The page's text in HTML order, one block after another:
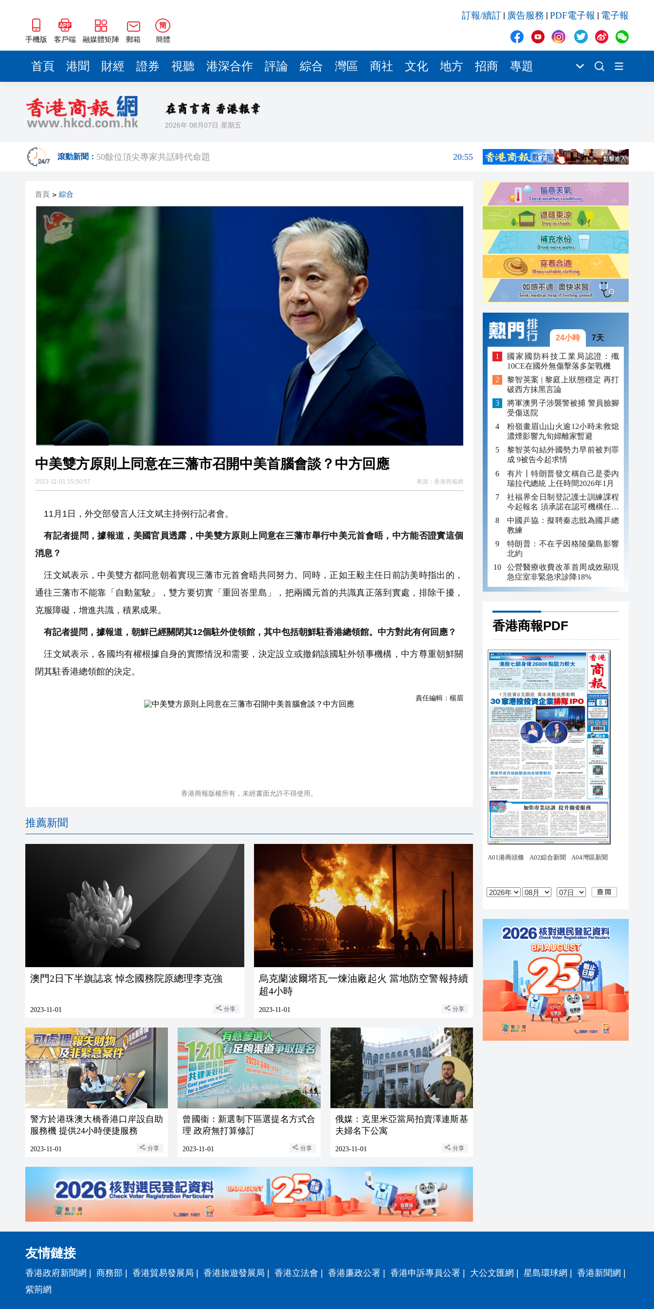
手機版 客戶端 融媒體矩陣 郵箱
簡
簡體
訂報/續訂 廣告服務 PDF電子報 電子報
首頁 港聞 財經 證券 視聽 港深合作 評論 綜合 灣區 商社 文化 地方 招商 專題
2026年 08月07日 星期五
滾動新聞：
海南澄邁文儒煥新升級 五組數據見證文儒沉香從傳統邁向現代
20:42
梁振英率港區全國政協委員考察團來瓊考察
2025年海南儋州以舊換新帶動消費約18億元
20:41
瀋陽鐵西校園閱讀活動解鎖閱讀新玩法
黎智英案｜吳良好：依法公正處理黎智英求情 罪證如山豈能妄想輕判
50餘位頂尖專家共話時代命題
20:55
2025年海南儋州以舊換新帶動消費約18億元
山東26戶省屬國企去年合計營收2.58萬億 利潤總額近936億
瀋陽鐵西校園閱讀活動解鎖閱讀新玩法
黎智英案｜吳良好：依法公正處理黎智英求情 罪證如山豈能妄想輕判
騰出更多時間專注做好宏福苑火災獨立委員會工作 李家超暫停3項公職委任
50餘位頂尖專家共話時代命題
海南澄邁文儒煥新升級 五組數據見證文儒沉香從傳統邁向現代
梁振英率港區全國政協委員考察團來瓊考察
2025年海南儋州以舊換新帶動消費約18億元
山東26戶省屬國企去年合計營收2.58萬億 利潤總額近936億
首頁 > 綜合
中美雙方原則上同意在三藩市召開中美首腦會談？中方回應
2023-11-01 15:50:57 來源： 香港商報網
11月1日，外交部發言人汪文斌主持例行記者會。
有記者提問，據報道，美國官員透露，中美雙方原則上同意在三藩市舉行中美元首會晤，中方能否證實這個
消息？
汪文斌表示，中美雙方都同意朝着實現三藩市元首會晤共同努力。同時，正如王毅主任日前訪美時指出的，
通往三藩市不能靠「自動駕駛」，雙方要切實「重回峇里島」，把兩國元首的共識真正落到實處，排除干擾，
克服障礙，增進共識，積累成果。
有記者提問，據報道，朝鮮已經關閉其12個駐外使領館，其中包括朝鮮駐香港總領館。中方對此有何回應？
汪文斌表示，各國均有權根據自身的實際情況和需要，決定設立或撤銷該國駐外領事機構，中方尊重朝鮮關
閉其駐香港總領館的決定。
責任編輯： 楊眉
香港商報版權所有，未經書面允許不得使用。
推薦新聞
澳門2日下半旗誌哀 悼念國務院原總理李克強
2023-11-01 分享
烏克蘭波爾塔瓦一煉油廠起火 當地防空警報持續
超4小時
2023-11-01 分享
警方於港珠澳大橋香港口岸設自助
服務機 提供24小時便捷服務
2023-11-01 分享
曾國衞：新選制下區選提名方式合
理 政府無打算修訂
2023-11-01 分享
俄媒：克里米亞當局拍賣澤連斯基
夫婦名下公寓
2023-11-01 分享
24小時 7天
國家國防科技工業局認證：殲
10CE在國外無傷擊落多架戰機
黎智英案 | 黎庭上狀態穩定 再打
破西方抹黑言論
將軍澳男子涉襲警被捕 警員臉腳
受傷送院
粉嶺畫眉山山火逾12小時未救熄
濃煙影響九旬婦離家暫避
黎智英勾結外國勢力早前被判罪
成 9被告今起求情
有片丨特朗普發文稱自己是委內
瑞拉代總統 上任時間2026年1月
社福界全日制登記護士訓練課程
今起報名 須承諾在認可機構任職
至少三年
中國乒協：擬聘秦志戩為國乒總
教練
特朗普：不在乎因格陵蘭島影響
北約
公營醫療收費改革首周成效顯現
急症室非緊急求診降18%
香港商報PDF
友情鏈接
香港政府新聞網 商務部 香港貿易發展局 香港旅遊發展局 香港立法會 香港廉政公署 香港申訴專員公署 大公文匯網 星島環球網 香港新聞網
紫荊網